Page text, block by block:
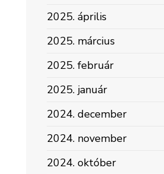
2025. április
2025. március
2025. február
2025. január
2024. december
2024. november
2024. október